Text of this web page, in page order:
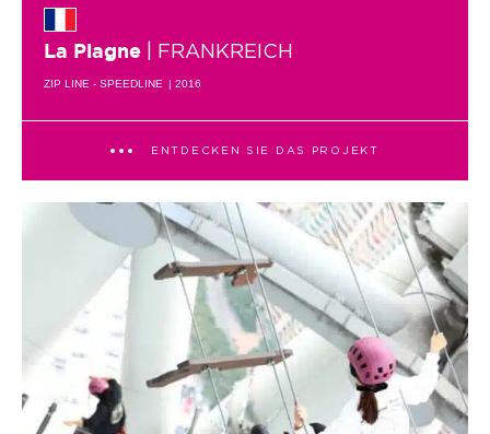
La Plagne | FRANKREICH
ZIP LINE - SPEEDLINE | 2016
ENTDECKEN SIE DAS PROJEKT